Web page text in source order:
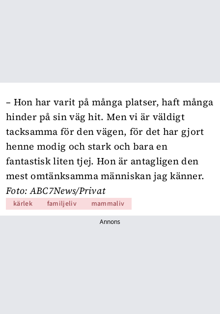
– Hon har varit på många platser, haft många
hinder på sin väg hit. Men vi är väldigt
tacksamma för den vägen, för det har gjort
henne modig och stark och bara en
fantastisk liten tjej. Hon är antagligen den
mest omtänksamma människan jag känner.
Foto: ABC7News/Privat
kärlek familjeliv mammaliv
Annons